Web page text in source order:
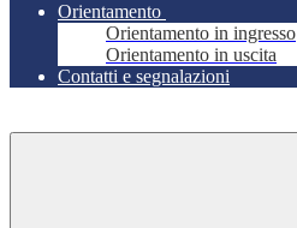
Orientamento
Orientamento in ingresso
Orientamento in uscita
Contatti e segnalazioni